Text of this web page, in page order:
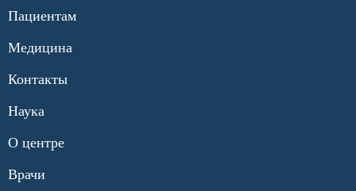
Пациентам
Медицина
Контакты
Наука
О центре
Врачи